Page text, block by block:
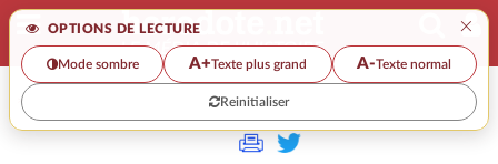
OPTIONS DE LECTURE ×
Mode sombre A+Texte plus grand A-Texte normal
Reinitialiser
>